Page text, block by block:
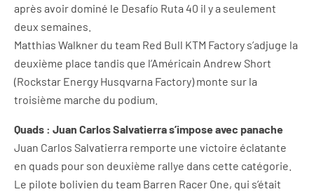
après avoir dominé le Desafío Ruta 40 il y a seulement
deux semaines.
Matthias Walkner du team Red Bull KTM Factory s’adjuge la
deuxième place tandis que l’Américain Andrew Short
(Rockstar Energy Husqvarna Factory) monte sur la
troisième marche du podium.
Quads : Juan Carlos Salvatierra s’impose avec panache
Juan Carlos Salvatierra remporte une victoire éclatante
en quads pour son deuxième rallye dans cette catégorie.
Le pilote bolivien du team Barren Racer One, qui s’était